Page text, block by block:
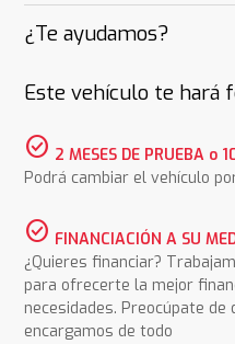
¿Te ayudamos?
Este vehículo te hará
check_circle 2 MESES DE PRUEBA o
Podrá cambiar el vehículo
check_circle FINANCIACIÓN A SU
¿Quieres financiar?
para ofrecerte la mejor
necesidades. Preocúpate
encargamos de todo